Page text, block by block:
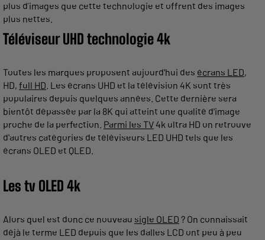
plus d’images que cette technologie et offrent des images
plus nettes.
Téléviseur UHD technologie 4k
Toutes les marques proposent aujourd'hui des écrans LED,
HD, full HD. Les écrans UHD et la télévision 4K sont très
populaires depuis quelques années. Cette dernière sera
bientôt dépassée par la 8K qui atteint une qualité d'image
proche de la perfection. Parmi les TV 4k ultra HD on retrouve
d'autres catégories de téléviseurs LED UHD tels que les
écrans OLED et QLED.
Les tv OLED 4k
Alors quel est donc ce nouveau sigle OLED ? On connaissait
déjà le terme LED depuis que les dalles LCD ont peu à peu